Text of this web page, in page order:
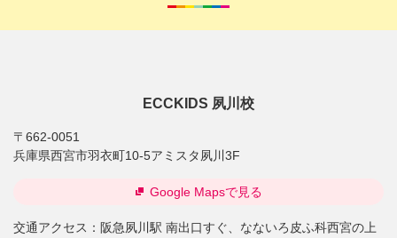
ECCKIDS 夙川校
〒662-0051
兵庫県西宮市羽衣町10-5アミスタ夙川3F
交通アクセス： 阪急夙川駅 南出口すぐ、なないろ皮ふ科西宮の上
Google Mapsで見る